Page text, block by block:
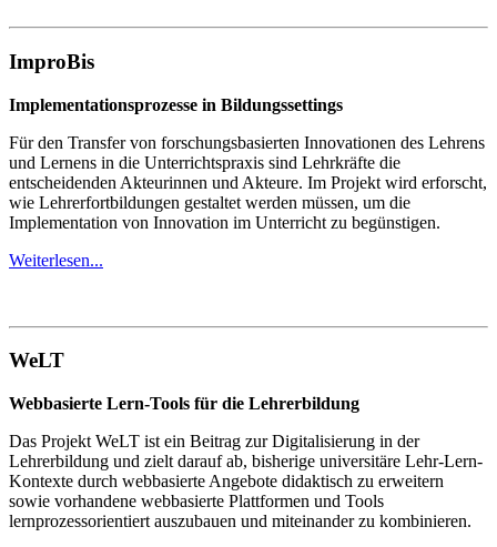
ImproBis
Implementationsprozesse in Bildungssettings
Für den Transfer von forschungsbasierten Innovationen des Lehrens
und Lernens in die Unterrichtspraxis sind Lehrkräfte die
entscheidenden Akteurinnen und Akteure. Im Projekt wird erforscht,
wie Lehrerfortbildungen gestaltet werden müssen, um die
Implementation von Innovation im Unterricht zu begünstigen.
Weiterlesen...
WeLT
Webbasierte Lern-Tools für die Lehrerbildung
Das Projekt WeLT ist ein Beitrag zur Digitalisierung in der
Lehrerbildung und zielt darauf ab, bisherige universitäre Lehr-Lern-
Kontexte durch webba­sierte Angebote didaktisch zu erweitern
sowie vorhandene webbasierte Plattformen und Tools
lernprozessorientiert auszubauen und miteinander zu kombinieren.